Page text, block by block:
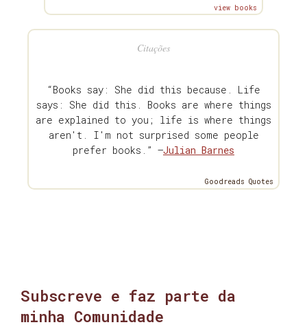
view books
Citações
“Books say: She did this because. Life
says: She did this. Books are where things
are explained to you; life is where things
aren't. I'm not surprised some people
prefer books.” —Julian Barnes
Goodreads Quotes
Subscreve e faz parte da
minha Comunidade